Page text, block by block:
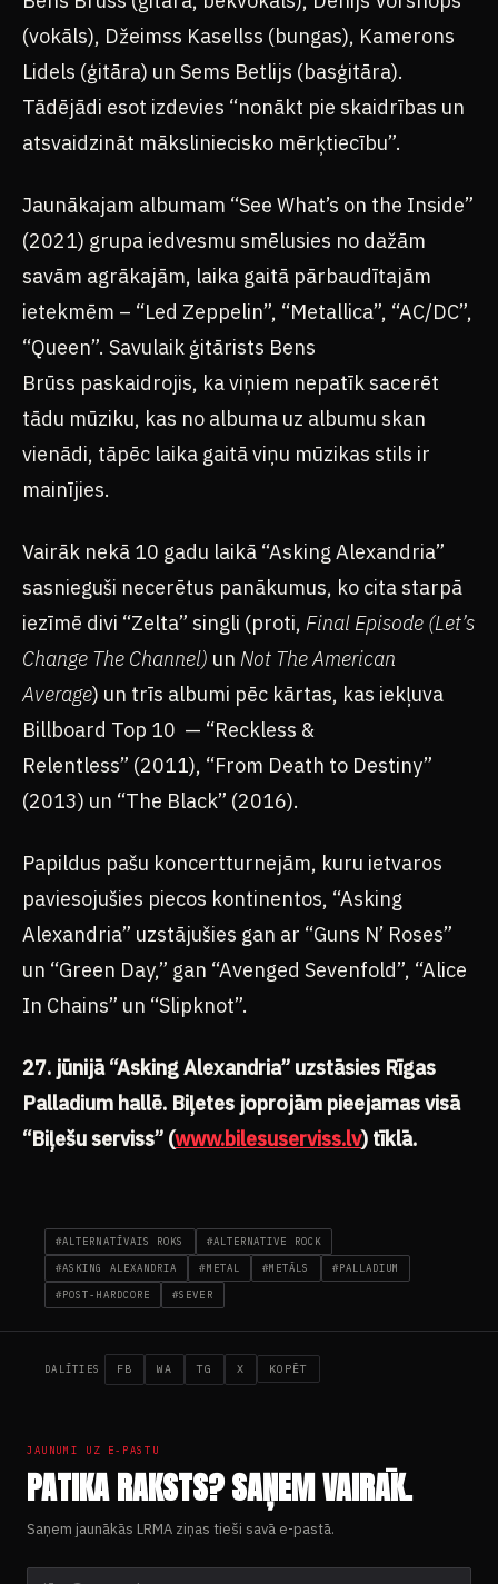
(vokāls), Džeimss Kasellss (bungas), Kamerons
Lidels (ģitāra) un Sems Betlijs (basģitāra).
Tādējādi esot izdevies “nonākt pie skaidrības un
atsvaidzināt māksliniecisko mērķtiecību”.
Jaunākajam albumam “See What’s on the Inside”
(2021) grupa iedvesmu smēlusies no dažām
savām agrākajām, laika gaitā pārbaudītajām
ietekmēm – “Led Zeppelin”, “Metallica”, “AC/DC”,
“Queen”. Savulaik ģitārists Bens
Brūss paskaidrojis, ka viņiem nepatīk sacerēt
tādu mūziku, kas no albuma uz albumu skan
vienādi, tāpēc laika gaitā viņu mūzikas stils ir
mainījies.
Vairāk nekā 10 gadu laikā “Asking Alexandria”
sasnieguši necerētus panākumus, ko cita starpā
iezīmē divi “Zelta” singli (proti, Final Episode (Let’s
Change The Channel) un Not The American
Average) un trīs albumi pēc kārtas, kas iekļuva
Billboard Top 10 — “Reckless &
Relentless” (2011), “From Death to Destiny”
(2013) un “The Black” (2016).
Papildus pašu koncertturnejām, kuru ietvaros
paviesojušies piecos kontinentos, “Asking
Alexandria” uzstājušies gan ar “Guns N’ Roses”
un “Green Day,” gan “Avenged Sevenfold”, “Alice
In Chains” un “Slipknot”.
27. jūnijā “Asking Alexandria” uzstāsies Rīgas
Palladium hallē. Biļetes joprojām pieejamas visā
“Biļešu serviss” (www.bilesuserviss.lv) tīklā.
#ALTERNATĪVAIS ROKS #ALTERNATIVE ROCK
#ASKING ALEXANDRIA #METAL #METĀLS #PALLADIUM
#POST-HARDCORE #SEVER
DALĪTIES FB WA TG X KOPĒT
JAUNUMI UZ E-PASTU
PATIKA RAKSTS? SAŅEM VAIRĀK.
Saņem jaunākās LRMA ziņas tieši savā e-pastā.